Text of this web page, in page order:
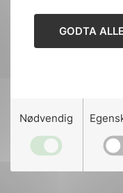
GODTA
Nødvendig